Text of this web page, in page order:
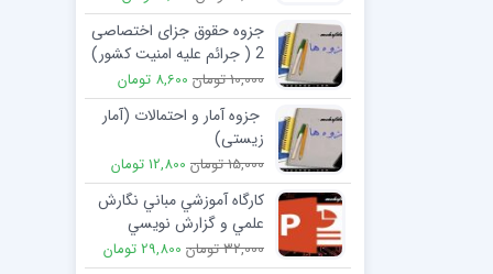
جزوه حقوق جزای اختصاصی
2 ( جرائم علیه امنیت کشور)
دکتر ملاکریمی
10,000 تومان 8,600 تومان
جزوه آمار و احتمالات (آمار
زیستی)
15,000 تومان 12,800 تومان
كارگاه آموزشي مباني نگارش
علمي و گزارش نويسي
پژوهشي ppt
32,000 تومان 29,800 تومان